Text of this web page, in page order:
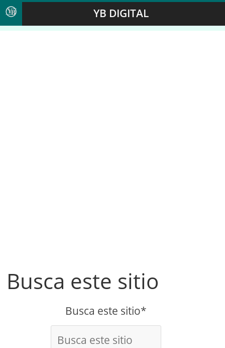
YB DIGITAL
Busca este sitio
Busca este sitio*